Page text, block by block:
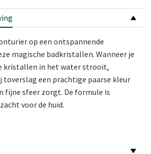
op een ontspannende
magische badkristallen. Wanneer je
kristallen in het water strooit,
een prachtige paarse kleur
fijne sfeer zorgt. De formule is
voor de huid.